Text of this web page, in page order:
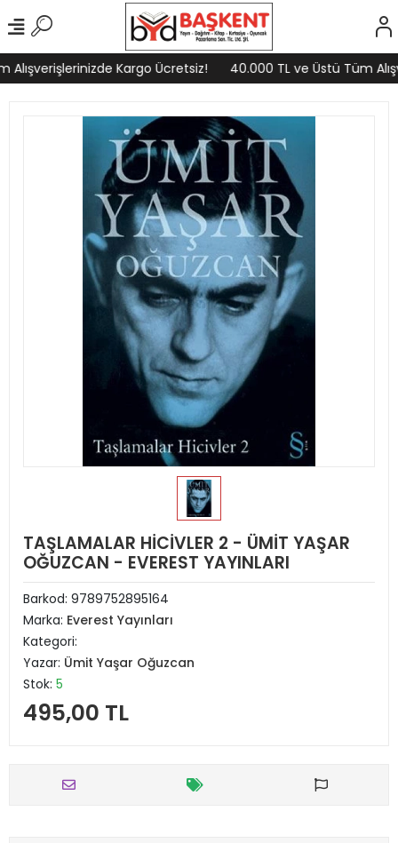
Kargo Ücretsiz! 40.000 TL ve Üstü Tüm
TAŞLAMALAR HİCİVLER 2 - ÜMİT YAŞAR
OĞUZCAN - EVEREST YAYINLARI
Barkod: 9789752895164
Marka: Everest Yayınları
Kategori:
Yazar: Ümit Yaşar Oğuzcan
Stok: 5
495,00 TL